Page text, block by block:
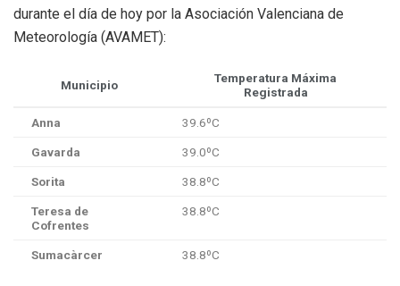
durante el día de hoy por la Asociación Valenciana de
Meteorología (AVAMET):
Municipio
Temperatura Máxima
Registrada
Anna 39.6ºC
Gavarda 39.0ºC
Sorita 38.8ºC
Teresa de
Cofrentes
38.8ºC
Sumacàrcer 38.8ºC